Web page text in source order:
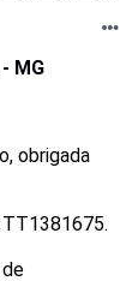
MG
obrigada